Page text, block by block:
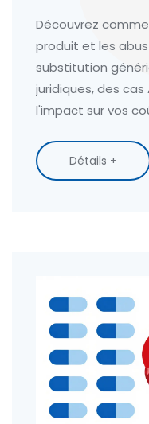
Découvrez
produit et les abus
substitution
juridiques, des
l'impact sur vos
Détails +